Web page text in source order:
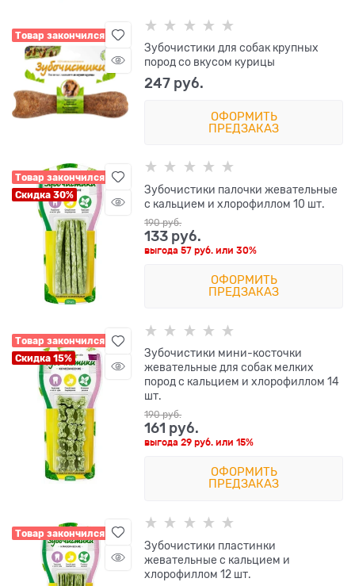
Товар закончился
Зубочистики для собак крупных
пород со вкусом курицы
247 руб.
ОФОРМИТЬ
ПРЕДЗАКАЗ
Товар закончился
Скидка 30%
Зубочистики палочки жевательные
с кальцием и хлорофиллом 10 шт.
190 руб.
133 руб.
выгода57 руб. или30%
ОФОРМИТЬ
ПРЕДЗАКАЗ
Товар закончился
Скидка 15%
Зубочистики мини-косточки
жевательные для собак мелких
пород с кальцием и хлорофиллом 14
шт.
190 руб.
161 руб.
выгода29 руб. или15%
ОФОРМИТЬ
ПРЕДЗАКАЗ
Товар закончился
Зубочистики пластинки
жевательные с кальцием и
хлорофиллом 12 шт.